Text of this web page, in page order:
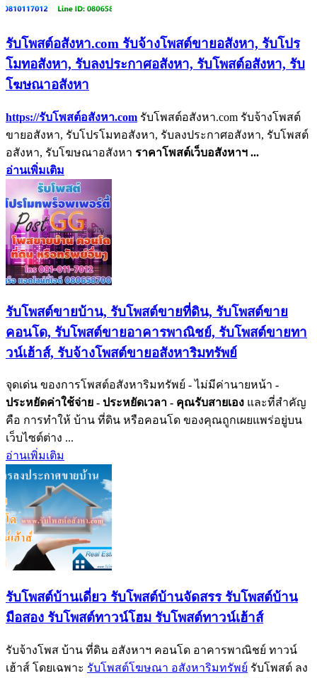
รับโพสต์อสังหา.com รับจ้างโพสต์ขายอสังหา, รับโปร
โมทอสังหา, รับลงประกาศอสังหา, รับโพสต์อสังหา, รับ
โฆษณาอสังหา
https://รับโพสต์อสังหา.com รับโพสต์อสังหา.com รับจ้างโพสต์
ขายอสังหา, รับโปรโมทอสังหา, รับลงประกาศอสังหา, รับโพสต์
อสังหา, รับโฆษณาอสังหา ราคาโพสต์เว็บอสังหาฯ ...
อ่านเพิ่มเติม
รับโพสต์ขายบ้าน, รับโพสต์ขายที่ดิน, รับโพสต์ขาย
คอนโด, รับโพสต์ขายอาคารพาณิชย์, รับโพสต์ขายทา
วน์เฮ้าส์, รับจ้างโพสต์ขายอสังหาริมทรัพย์
จุดเด่น ของการโพสต์อสังหาริมทรัพย์ - ไม่มีค่านายหน้า -
ประหยัดค่าใช้จ่าย - ประหยัดเวลา - คุณรับสายเอง และที่สำคัญ
คือ การทำให้ บ้าน ที่ดิน หรือคอนโด ของคุณถูกเผยแพร่อยู่บน
เว็บไซต์ต่าง ...
อ่านเพิ่มเติม
รับโพสต์บ้านเดี่ยว รับโพสต์บ้านจัดสรร รับโพสต์บ้าน
มือสอง รับโพสต์ทาวน์โฮม รับโพสต์ทาวน์เฮ้าส์
รับจ้างโพส บ้าน ที่ดิน อสังหาฯ คอนโด อาคารพาณิชย์ ทาวน์
เฮ้าส์ โดยเฉพาะ รับโพสต์โฆษณา อสังหาริมทรัพย์ รับโพสต์ ลง